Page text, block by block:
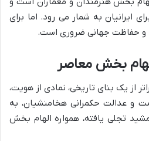
ایرانیان به شمار می رود. اما برای
و حفاظت جهانی ضروری است.
بخش معاصر
از یک بنای تاریخی، نمادی از هویت،
و عدالت حکمرانی هخامنشیان، به
تجلی یافته، همواره الهام بخش